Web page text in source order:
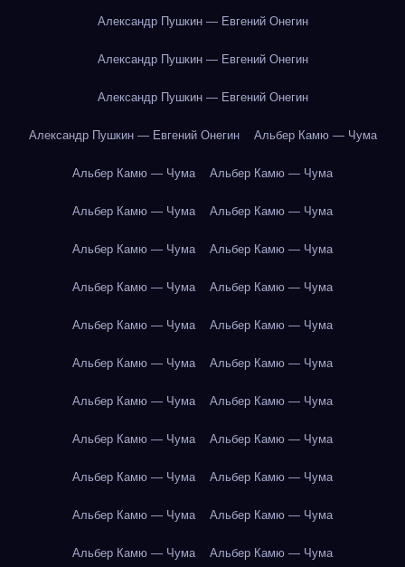
Александр Пушкин — Евгений Онегин
Александр Пушкин — Евгений Онегин
Александр Пушкин — Евгений Онегин
Александр Пушкин — Евгений Онегин Альбер Камю — Чума
Альбер Камю — Чума Альбер Камю — Чума
Альбер Камю — Чума Альбер Камю — Чума
Альбер Камю — Чума Альбер Камю — Чума
Альбер Камю — Чума Альбер Камю — Чума
Альбер Камю — Чума Альбер Камю — Чума
Альбер Камю — Чума Альбер Камю — Чума
Альбер Камю — Чума Альбер Камю — Чума
Альбер Камю — Чума Альбер Камю — Чума
Альбер Камю — Чума Альбер Камю — Чума
Альбер Камю — Чума Альбер Камю — Чума
Альбер Камю — Чума Альбер Камю — Чума